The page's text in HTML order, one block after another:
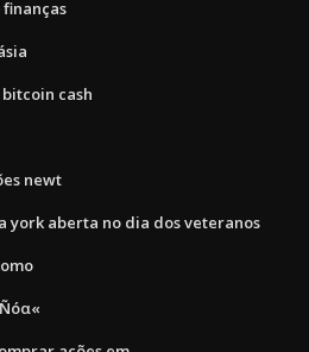
finanças
cash
newt
york aberta no dia dos veteranos